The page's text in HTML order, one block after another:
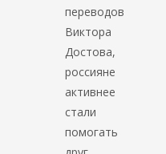
переводов
Виктора
Достова,
россияне
активнее
стали
помогать